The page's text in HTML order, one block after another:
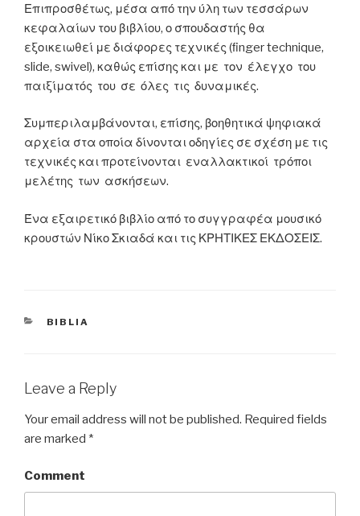
Επιπροσθέτως, μέσα από την ύλη των τεσσάρων
κεφαλαίων του βιβλίου, ο σπουδαστής θα
εξοικειωθεί με διάφορες τεχνικές (ﬁnger technique,
slide, swivel), καθώς επίσης και με τον έλεγχο του
παιξίματός του σε όλες τις δυναμικές.
Συμπεριλαμβάνονται, επίσης, βοηθητικά ψηφιακά
αρχεία στα οποία δίνονται οδηγίες σε σχέση με τις
τεχνικές και προτείνονται εναλλακτικοί τρόποι
μελέτης των ασκήσεων.
Ένα εξαιρετικό βιβλίο από το συγγραφέα μουσικό
κρουστών Νίκο Σκιαδά και τις ΚΡΗΤΙΚΕΣ ΕΚΔΟΣΕΙΣ.
CATEGORIES
BIBLIA
Leave a Reply
Your email address will not be published. Required fields
are marked *
Comment